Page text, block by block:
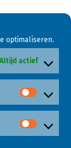
optimaliseren.
Altijd actief